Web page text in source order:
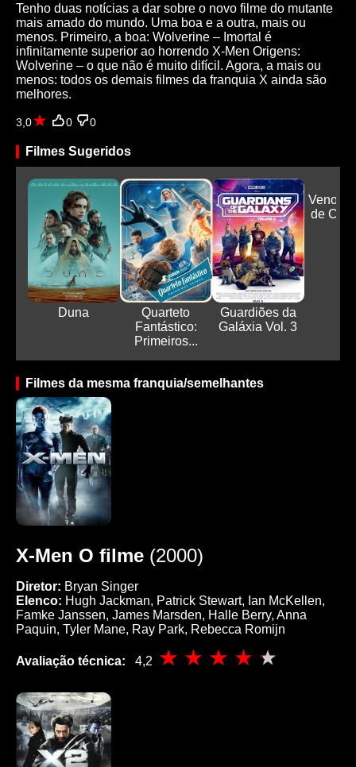
Tenho duas notícias a dar sobre o novo filme do mutante
mais amado do mundo. Uma boa e a outra, mais ou
menos. Primeiro, a boa: Wolverine – Imortal é
infinitamente superior ao horrendo X-Men Origens:
Wolverine – o que não é muito difícil. Agora, a mais ou
menos: todos os demais filmes da franquia X ainda são
melhores.
3,0 0 0
Filmes Sugeridos
Duna
Quarteto
Fantástico:
Primeiros...
Guardiões da
Galáxia Vol. 3
Venom:
de
Filmes da mesma franquia/semelhantes
X-Men O filme (2000)
Diretor: Bryan Singer
Elenco: Hugh Jackman, Patrick Stewart, Ian McKellen,
Famke Janssen, James Marsden, Halle Berry, Anna
Paquin, Tyler Mane, Ray Park, Rebecca Romijn
Avaliação técnica: 4,2